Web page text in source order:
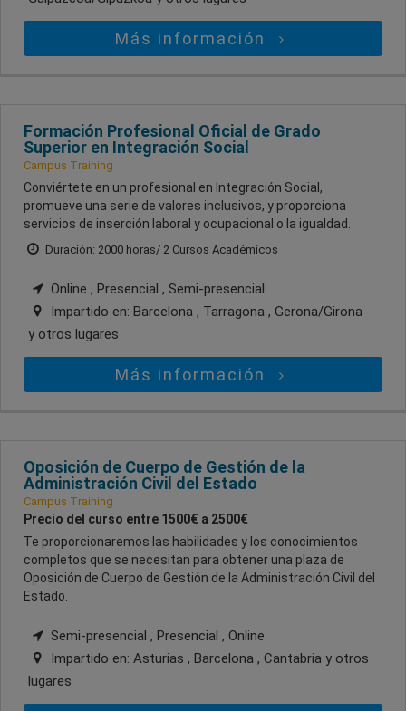
Más información
Formación Profesional Oficial de Grado
Superior en Integración Social
Campus Training
Conviértete en un profesional en Integración Social,
promueve una serie de valores inclusivos, y proporciona
servicios de inserción laboral y ocupacional o la igualdad.
Duración: 2000 horas/ 2 Cursos Académicos
Online , Presencial , Semi-presencial
Impartido en: Barcelona , Tarragona , Gerona/Girona
y otros lugares
Más información
Oposición de Cuerpo de Gestión de la
Administración Civil del Estado
Campus Training
Precio del curso entre 1500€ a 2500€
Te proporcionaremos las habilidades y los conocimientos
completos que se necesitan para obtener una plaza de
Oposición de Cuerpo de Gestión de la Administración Civil del
Estado.
Semi-presencial , Presencial , Online
Impartido en: Asturias , Barcelona , Cantabria y otros
lugares